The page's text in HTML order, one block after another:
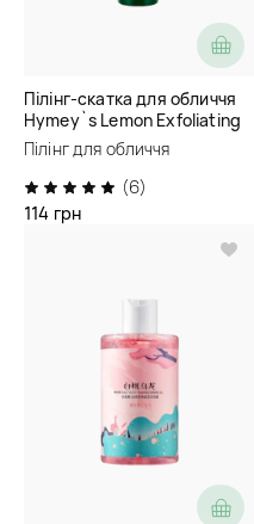
Пілінг-скатка для обличчя
Hymey`s Lemon Exfoliating
Gel
Пілінг для обличчя
(6)
114 грн